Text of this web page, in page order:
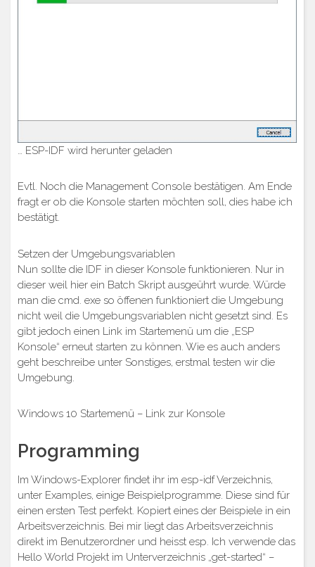
… ESP-IDF wird herunter geladen
Evtl. Noch die Management Console bestätigen. Am Ende
fragt er ob die Konsole starten möchten soll, dies habe ich
bestätigt.
Setzen der Umgebungsvariablen
Nun sollte die IDF in dieser Konsole funktionieren. Nur in
dieser weil hier ein Batch Skript ausgeührt wurde. Würde
man die cmd. exe so öffenen funktioniert die Umgebung
nicht weil die Umgebungsvariablen nicht gesetzt sind. Es
gibt jedoch einen Link im Startemenü um die „ESP
Konsole“ erneut starten zu können. Wie es auch anders
geht beschreibe unter Sonstiges, erstmal testen wir die
Umgebung.
Windows 10 Startemenü – Link zur Konsole
Programming
Im Windows-Explorer findet ihr im esp-idf Verzeichnis,
unter Examples, einige Beispielprogramme. Diese sind für
einen ersten Test perfekt. Kopiert eines der Beispiele in ein
Arbeitsverzeichnis. Bei mir liegt das Arbeitsverzeichnis
direkt im Benutzerordner und heisst esp. Ich verwende das
Hello World Projekt im Unterverzeichnis „get-started“ –